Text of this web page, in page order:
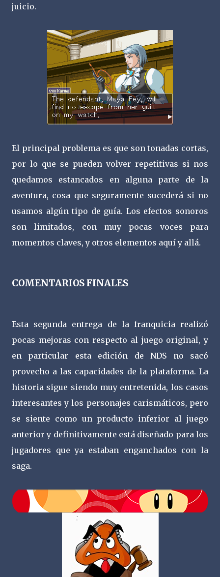
juicio.
El principal problema es que son tonadas cortas,
por lo que se pueden volver repetitivas si nos
quedamos estancados en alguna parte de la
aventura, cosa que seguramente sucederá si no
usamos algún tipo de guía. Los efectos sonoros
son limitados, con muy pocas voces para
momentos claves, y otros elementos aquí y allá.
COMENTARIOS FINALES
Esta segunda entrega de la franquicia realizó
pocas mejoras con respecto al juego original, y
en particular esta edición de NDS no sacó
provecho a las capacidades de la plataforma. La
historia sigue siendo muy entretenida, los casos
interesantes y los personajes carismáticos, pero
se siente como un producto inferior al juego
anterior y definitivamente está diseñado para los
jugadores que ya estaban enganchados con la
saga.